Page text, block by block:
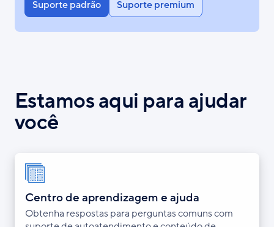
Suporte padrão Suporte premium
Estamos aqui para ajudar
você
Centro de aprendizagem e ajuda
Obtenha respostas para perguntas comuns com